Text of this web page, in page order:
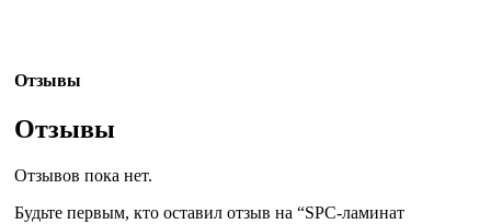
Отзывы
Отзывы
Отзывов пока нет.
Будьте первым, кто оставил отзыв на “SPC-ламинат